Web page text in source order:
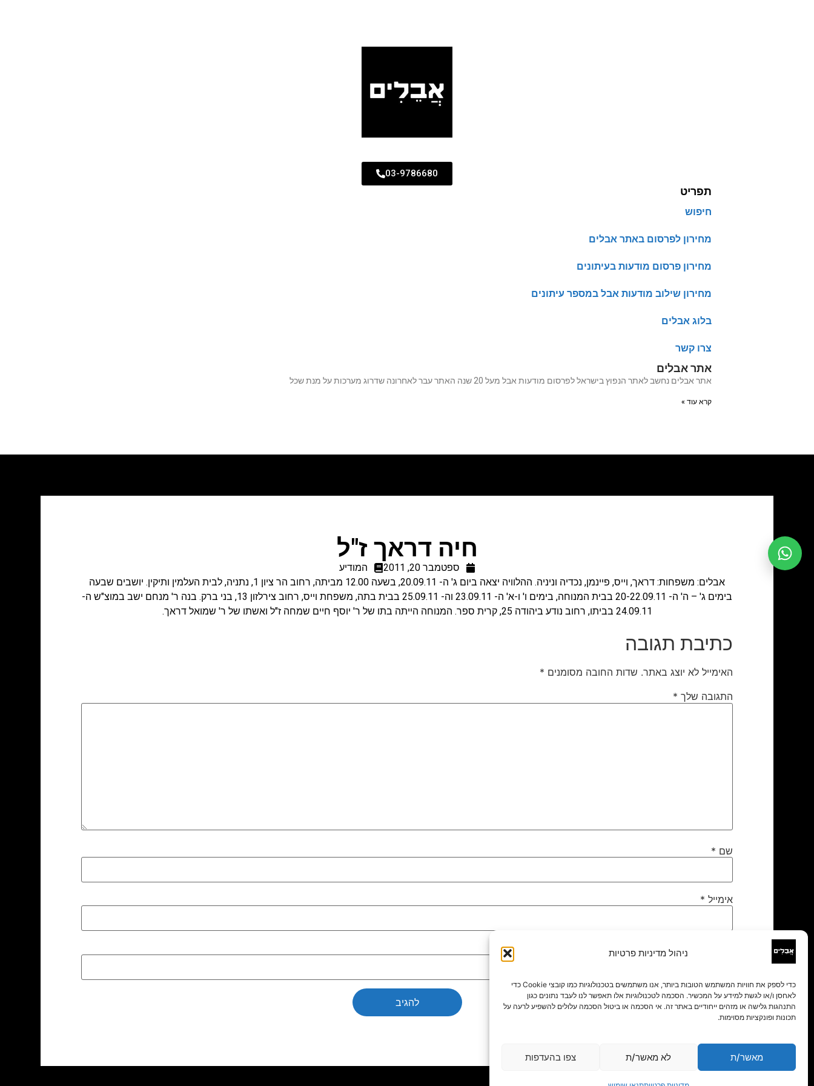
ניהול מדיניות פרטיות
כדי לספק את חוויות המשתמש הטובות ביותר, אנו משתמשים בטכנולוגיות כמו קובצי Cookie כדי
לאחסן ו/או לגשת למידע על המכשיר. הסכמה לטכנולוגיות אלו תאפשר לנו לעבד נתונים כגון
התנהגות גלישה או מזהים ייחודיים באתר זה. אי הסכמה או ביטול הסכמה עלולים להשפיע לרעה על
תכונות ופונקציות מסוימות.
מאשר/ת לא מאשר/ת צפו בהעדפות
03-9786680
תפריט
חיפוש
מחירון לפרסום באתר אבלים
מחירון פרסום מודעות בעיתונים
מחירון שילוב מודעות אבל במספר עיתונים
בלוג אבלים
צרו קשר
אתר אבלים
אתר אבלים נחשב לאתר הנפוץ בישראל לפרסום מודעות אבל מעל 20 שנה האתר עבר לאחרונה שדרוג מערכות על מנת שכל
קרא עוד »
חיה דראך ז"ל
ספטמבר 20, 2011
המודיע
אבלים: משפחות: דראך, וייס, פיינמן, נכדיה וניניה. ההלוויה יצאה ביום ג' ה- 20.09.11, בשעה 12.00 מביתה, רחוב הר ציון 1, נתניה, לבית העלמין ותיקין. יושבים שבעה
בימים ג' – ה' ה- 20-22.09.11 בבית המנוחה, בימים ו' ו-א' ה- 23.09.11 וה- 25.09.11 בבית בתה, משפחת וייס, רחוב צירלזון 13, בני ברק. בנה ר' מנחם ישב במוצ"ש ה-
24.09.11 בביתו, רחוב נודע ביהודה 25, קרית ספר. המנוחה הייתה בתו של ר' יוסף חיים שמחה ז"ל ואשתו של ר' שמואל דראך.
כתיבת תגובה
האימייל לא יוצג באתר. שדות החובה מסומנים *
התגובה שלך *
שם *
אימייל *